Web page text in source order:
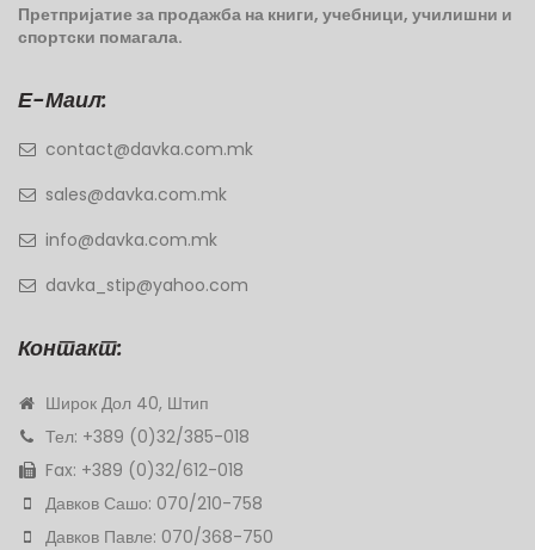
Претпријатие за продажба на книги, учебници, училишни и
спортски помагала.
Е-Маил:
contact@davka.com.mk
sales@davka.com.mk
info@davka.com.mk
davka_stip@yahoo.com
Контакт:
Широк Дол 40, Штип
Тел: +389 (0)32/385-018
Fax: +389 (0)32/612-018
Давков Сашо: 070/210-758
Давков Павле: 070/368-750